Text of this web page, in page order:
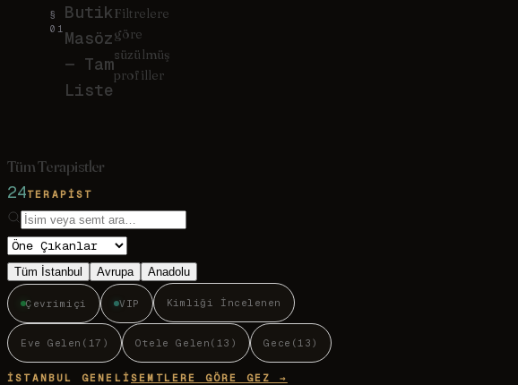
§
01
Butik
Masöz
— Tam
Liste
Filtrelere
göre
süzülmüş
profiller
Tüm Terapistler
24TERAPIST
Tüm İstanbul Avrupa Anadolu
Çevrimiçi VIP Kimliği İncelenen
Eve Gelen ( 17 ) Otele Gelen ( 13 ) Gece (13 )
İSTANBUL GENELISEMTLERE GÖRE GEZ →